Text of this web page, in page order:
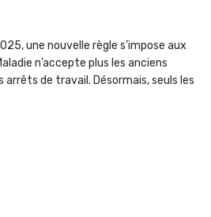
une nouvelle règle s’impose aux
n’accepte plus les anciens
arrêts de travail. Désormais, seuls les